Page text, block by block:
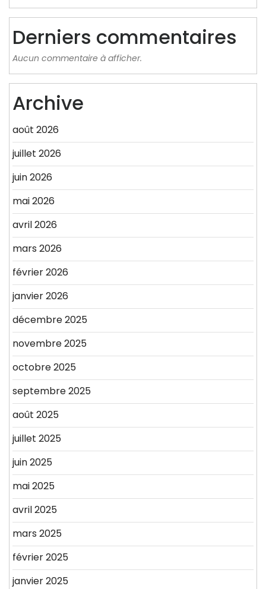
Derniers commentaires
Aucun commentaire à afficher.
Archive
août 2026
juillet 2026
juin 2026
mai 2026
avril 2026
mars 2026
février 2026
janvier 2026
décembre 2025
novembre 2025
octobre 2025
septembre 2025
août 2025
juillet 2025
juin 2025
mai 2025
avril 2025
mars 2025
février 2025
janvier 2025